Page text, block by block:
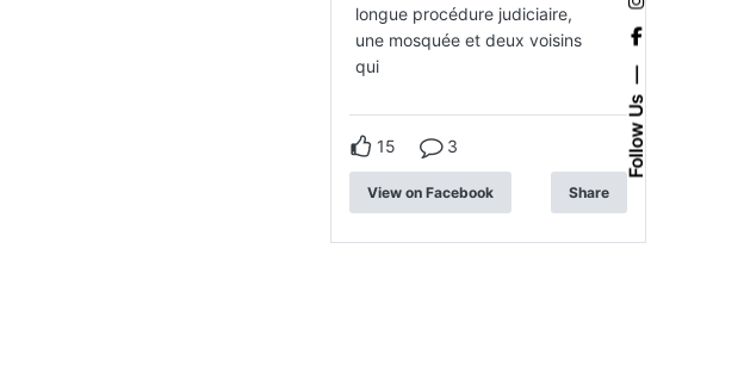
Follow Us
longue procédure judiciaire,
une mosquée et deux voisins
qui
15 3
View on Facebook Share